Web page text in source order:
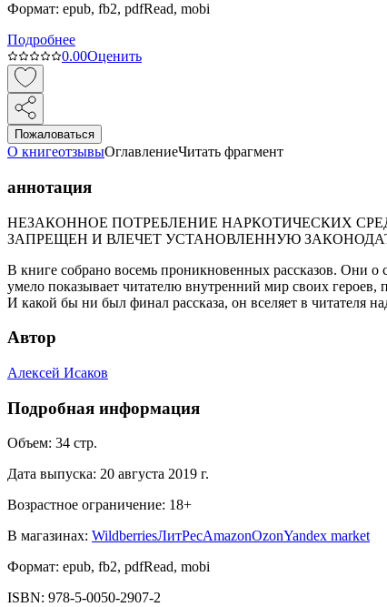
Формат: epub, fb2, pdfRead, mobi
Подробнее
0.00Оценить
Пожаловаться
О книгеотзывыОглавлениеЧитать фрагмент
аннотация
НЕЗАКОННОЕ ПОТРЕБЛЕНИЕ НАРКОТИЧЕСКИХ
ЗАПРЕЩЕН И ВЛЕЧЕТ УСТАНОВЛЕННУЮ
В книге собрано восемь проникновенных рассказов. Они о
умело показывает читателю внутренний мир своих героев,
И какой бы ни был финал рассказа, он вселяет в читателя
Автор
Алексей Исаков
Подробная информация
Объем: 34 стр.
Дата выпуска: 20 августа 2019 г.
Возрастное ограничение: 18+
В магазинах: WildberriesЛитРесAmazonOzonYandex market
Формат: epub, fb2, pdfRead, mobi
ISBN: 978-5-0050-2907-2